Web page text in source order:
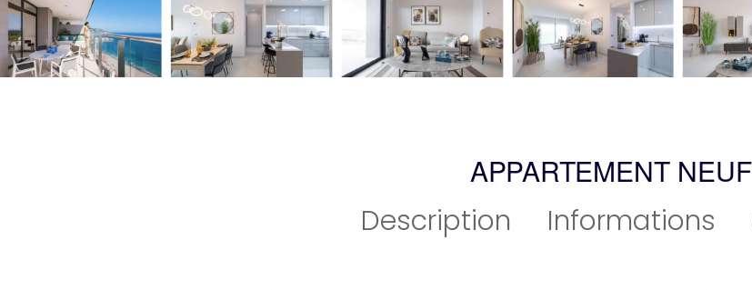
APPARTEMENT NEUF
Description Informations